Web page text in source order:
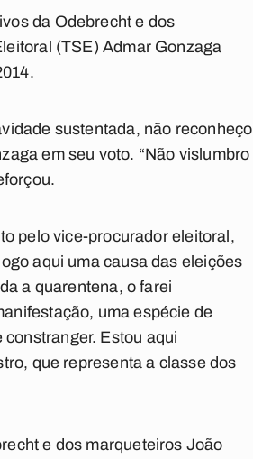
da Odebrecht e dos
(TSE) Admar Gonzaga
sustentada, não reconheço
em seu voto. “Não vislumbro
pelo vice-procurador eleitoral,
aqui uma causa das eleições
a quarentena, o farei
uma espécie de
Estou aqui
que representa a classe dos
e dos marqueteiros João